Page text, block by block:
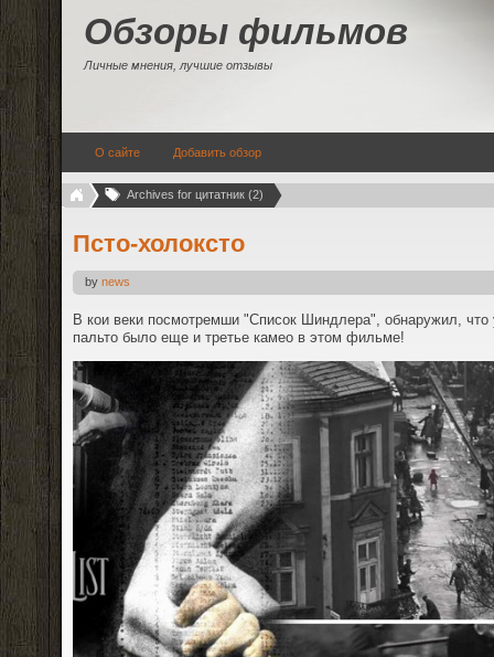
Обзоры фильмов
Личные мнения, лучшие отзывы
О сайте Добавить обзор
Archives for цитатник (2)
Псто-холоксто
by news
В кои веки посмотремши "Список Шиндлера", обнаружил,
пальто было еще и третье камео в этом фильме!